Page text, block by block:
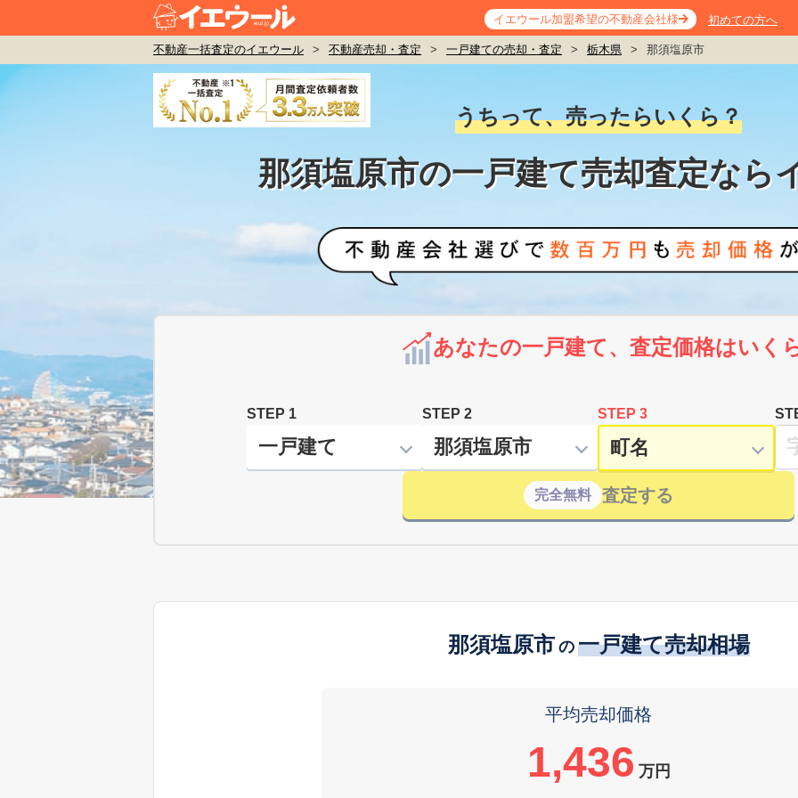
イエウール加盟希望の不動産会社様 初めての方へ
不動産一括査定のイエウール > 不動産売却・査定 > 一戸建ての売却・査定 > 栃木県 > 那須塩原市
うちって、売ったらいくら？
那須塩原市の一戸建て売却査定なら
あなたの一戸建て、査定価格はいく
STEP 1 STEP 2 STEP 3
完全無料 査定する
那須塩原市 の 一戸建て売却相場
平均売却価格
1,436 万円